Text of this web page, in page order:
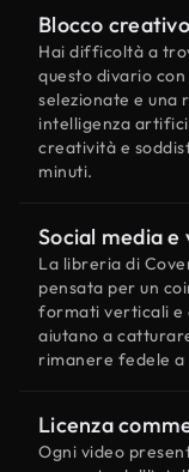
Blocco
Hai difficoltà a
questo divario
selezionate e una
intelligenza
creatività e
minuti.
Social media
La libreria di
pensata per un
formati verticali e
aiutano a
rimanere fedele a
Licenza
Ogni video